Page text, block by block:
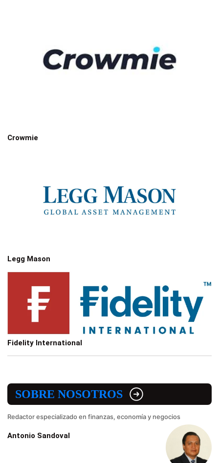
Crowmie
Legg Mason
Fidelity International
SOBRE NOSOTROS
Redactor especializado en finanzas, economía y negocios
Antonio Sandoval